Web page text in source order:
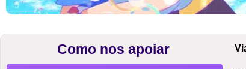
Como nos apoiar